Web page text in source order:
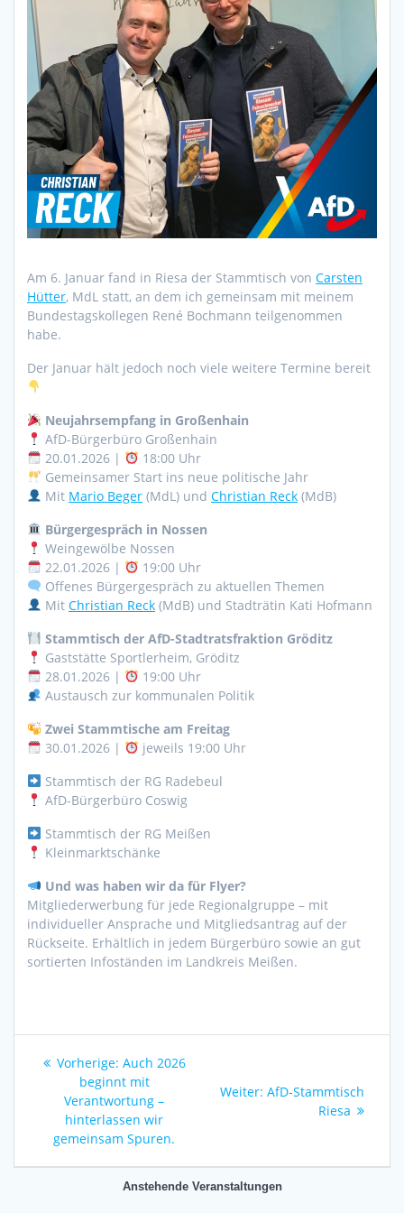
Am 6. Januar fand in Riesa der Stammtisch von Carsten
Hütter, MdL statt, an dem ich gemeinsam mit meinem
Bundestagskollegen René Bochmann teilgenommen
habe.
Der Januar hält jedoch noch viele weitere Termine bereit
Neujahrsempfang in Großenhain
AfD-Bürgerbüro Großenhain
20.01.2026 |
18:00 Uhr
Gemeinsamer Start ins neue politische Jahr
Mit Mario Beger(MdL) und Christian Reck(MdB)
Bürgergespräch in Nossen
Weingewölbe Nossen
22.01.2026 |
19:00 Uhr
Offenes Bürgergespräch zu aktuellen Themen
Mit Christian Reck(MdB) und Stadträtin Kati Hofmann
Stammtisch der AfD-Stadtratsfraktion Gröditz
Gaststätte Sportlerheim, Gröditz
28.01.2026 |
19:00 Uhr
Austausch zur kommunalen Politik
Zwei Stammtische am Freitag
30.01.2026 |
jeweils 19:00 Uhr
Stammtisch der RG Radebeul
AfD-Bürgerbüro Coswig
Stammtisch der RG Meißen
Kleinmarktschänke
Und was haben wir da für Flyer?
Mitgliederwerbung für jede Regionalgruppe – mit
individueller Ansprache und Mitgliedsantrag auf der
Rückseite. Erhältlich in jedem Bürgerbüro sowie an gut
sortierten Infoständen im Landkreis Meißen.
Beitragsnavigation
Vorherige: Vorheriger
Beitrag:
Auch 2026
beginnt mit
Verantwortung –
hinterlassen wir
gemeinsam Spuren.
Weiter: Nächster
AfD-Stammtisch
Riesa
Anstehende Veranstaltungen